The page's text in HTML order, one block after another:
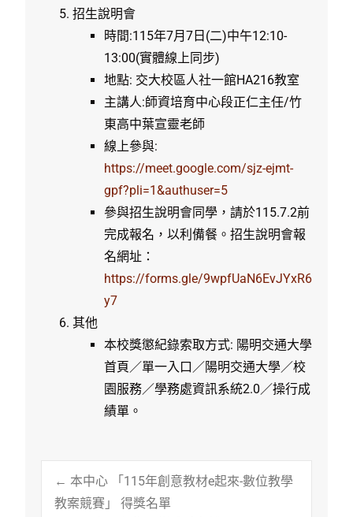
招生說明會
時間:115年7月7日(二)中午12:10-
13:00(實體線上同步)
地點: 交大校區人社一館HA216教室
主講人:師資培育中心段正仁主任/竹
東高中葉宣靈老師
線上參與:
https://meet.google.com/sjz-ejmt-
gpf?pli=1&authuser=5
參與招生說明會同學，請於115.7.2前
完成報名，以利備餐。招生說明會報
名網址：
https://forms.gle/9wpfUaN6EvJYxR6
y7
其他
本校獎懲紀錄索取方式: 陽明交通大學
首頁／單一入口／陽明交通大學／校
園服務／學務處資訊系統2.0／操行成
績單。
Post
← 本中心 「115年創意教材e起來-數位教學
教案競賽」 得獎名單